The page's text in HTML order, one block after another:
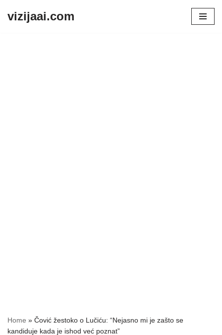
vizijaai.com
Home » Čović žestoko o Lučiću: “Nejasno mi je zašto se
kandiduje kada je ishod već poznat”